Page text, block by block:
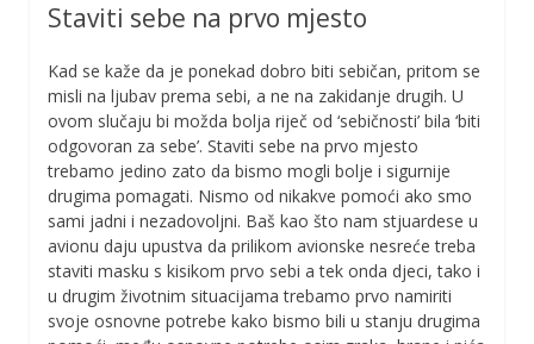
Staviti sebe na prvo mjesto
Kad se kaže da je ponekad dobro biti sebičan, pritom se
misli na ljubav prema sebi, a ne na zakidanje drugih. U
ovom slučaju bi možda bolja riječ od ‘sebičnosti’ bila ‘biti
odgovoran za sebe’. Staviti sebe na prvo mjesto
trebamo jedino zato da bismo mogli bolje i sigurnije
drugima pomagati. Nismo od nikakve pomoći ako smo
sami jadni i nezadovoljni. Baš kao što nam stjuardese u
avionu daju upustva da prilikom avionske nesreće treba
staviti masku s kisikom prvo sebi a tek onda djeci, tako i
u drugim životnim situacijama trebamo prvo namiriti
svoje osnovne potrebe kako bismo bili u stanju drugima